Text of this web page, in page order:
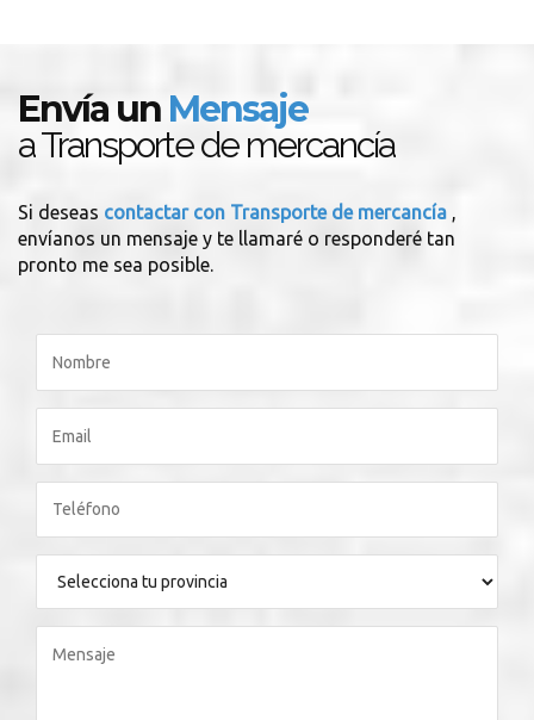
Envía un Mensaje
a Transporte de mercancía
Si deseas contactar con Transporte de mercancía ,
envíanos un mensaje y te llamaré o responderé tan
pronto me sea posible.